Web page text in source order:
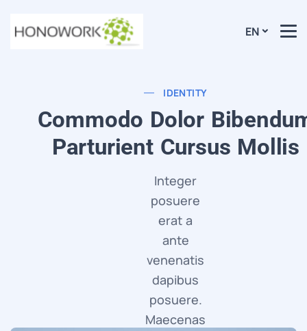
EN
IDENTITY
Commodo Dolor
Parturient Cursus Mollis
Integer
posuere
erat a
ante
venenatis
dapibus
posuere.
Maecenas